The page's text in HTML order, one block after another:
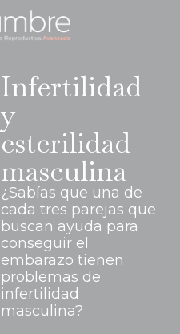
Infertilidad
y
esterilidad
masculina
¿Sabías que una de
cada tres parejas que
buscan ayuda para
conseguir el
embarazo tienen
problemas de
infertilidad
masculina?